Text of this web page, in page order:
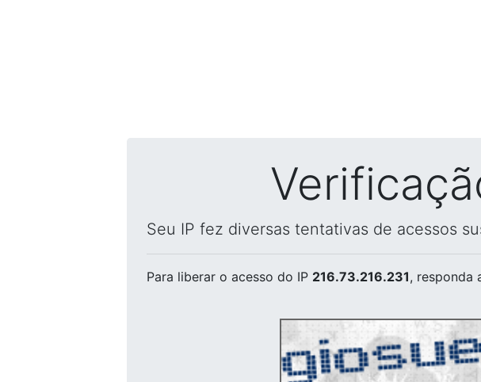
Seu IP fez diversas tentativas de acessos
Para liberar o acesso do IP 216.73.216.231, responda